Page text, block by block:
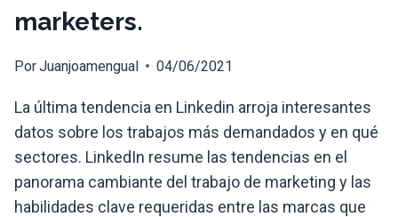
marketers.
PorJuanjoamengual 04/06/2021
La última tendencia en Linkedin arroja interesantes
datos sobre los trabajos más demandados y en qué
sectores. LinkedIn resume las tendencias en el
panorama cambiante del trabajo de marketing y las
habilidades clave requeridas entre las marcas que